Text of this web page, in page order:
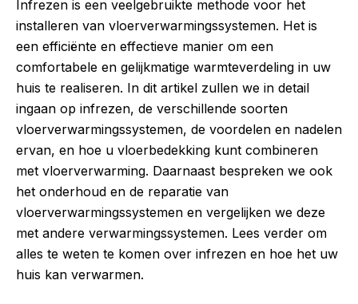
Infrezen is een veelgebruikte methode voor het
installeren van vloerverwarmingssystemen. Het is
een efficiënte en effectieve manier om een
comfortabele en gelijkmatige warmteverdeling in uw
huis te realiseren. In dit artikel zullen we in detail
ingaan op infrezen, de verschillende soorten
vloerverwarmingssystemen, de voordelen en nadelen
ervan, en hoe u vloerbedekking kunt combineren
met vloerverwarming. Daarnaast bespreken we ook
het onderhoud en de reparatie van
vloerverwarmingssystemen en vergelijken we deze
met andere verwarmingssystemen. Lees verder om
alles te weten te komen over infrezen en hoe het uw
huis kan verwarmen.